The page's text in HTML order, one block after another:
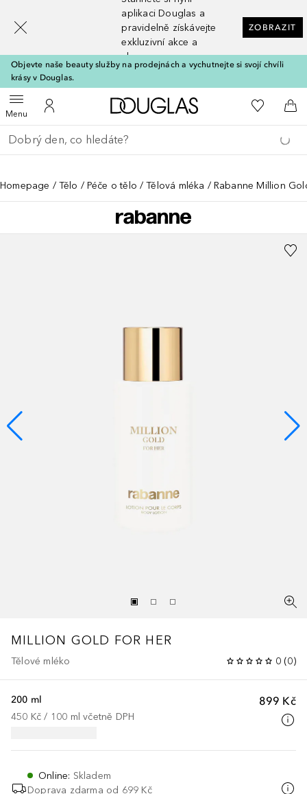
aplikaci Douglas a
pravidelně získávejte
exkluzivní akce a
slevy
ZOBRAZIT
Objevte naše beauty služby na prodejnách a vychutnejte si svojí chvíli
krásy v Douglas.
MenuOtevřít menuK mému účtu
Domů K mému
Do
Vraťte se
Proveďte vyhledávání
Homepage Tělo Péče o tělo Tělová mléka Rabanne Million
MILLION GOLD FOR HER
Tělové mléko 0 (0)
899 Kč
200 ml
450 Kč / 100 ml včetně DPH
Online: Skladem
Doprava zdarma od 699 Kč
[navigation.slideout.screenreader]